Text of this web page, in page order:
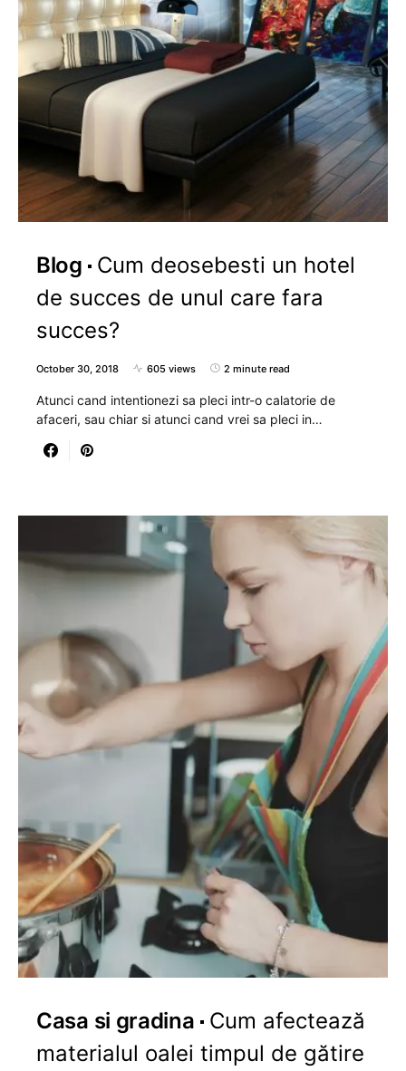
Blog
Cum deosebesti un hotel
de succes de unul care fara
succes?
October 30, 2018 605 views 2 minute read
Atunci cand intentionezi sa pleci intr-o calatorie de
afaceri, sau chiar si atunci cand vrei sa pleci in…
Casa si gradina
Cum afectează
materialul oalei timpul de gătire